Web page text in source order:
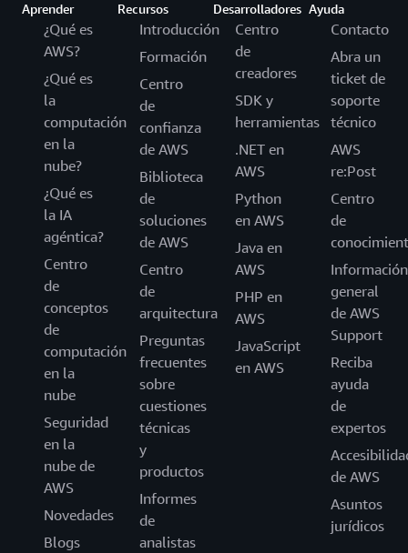
Aprender
¿Qué es
AWS?
¿Qué es
la
computación
en la
nube?
¿Qué es
la IA
agéntica?
Centro
de
conceptos
de
computación
en la
nube
Seguridad
en la
nube de
AWS
Novedades
Blogs
Recursos
Introducción
Formación
Centro
de
confianza
de AWS
Biblioteca
de
soluciones
de AWS
Centro
de
arquitectura
Preguntas
frecuentes
sobre
cuestiones
técnicas
y
productos
Informes
de
analistas
Desarrolladores
Centro
de
creadores
SDK y
herramientas
.NET en
AWS
Python
en AWS
Java en
AWS
PHP en
AWS
JavaScript
en AWS
Ayuda
Contacto
Abra un
ticket de
soporte
técnico
AWS
re:Post
Centro
de
Información
general
de AWS
Support
Reciba
ayuda
de
expertos
de AWS
Asuntos
jurídicos